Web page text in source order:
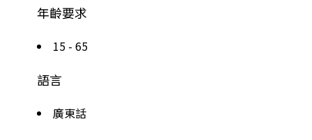
年齡要求
15 - 65
語言
廣東話